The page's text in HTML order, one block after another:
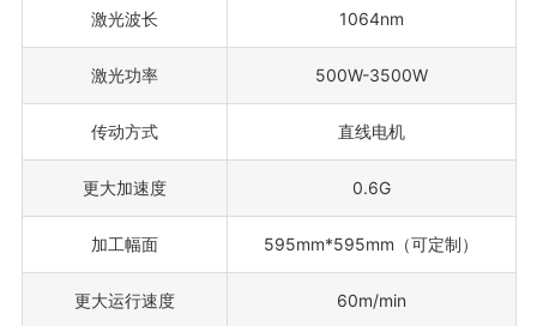
激光波长 1064nm
激光功率 500W-3500W
传动方式 直线电机
更大加速度 0.6G
加工幅面 595mm*595mm（可定制）
更大运行速度 60m/min